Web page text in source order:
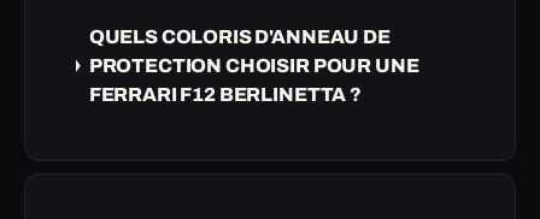
QUELS COLORIS D'ANNEAU DE
PROTECTION CHOISIR POUR UNE
FERRARI F12 BERLINETTA ?